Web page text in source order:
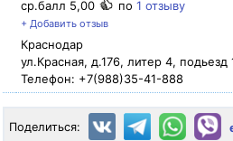
ср.балл 5,00 по 1 отзыву
+ Добавить отзыв
Краснодар
ул.Красная, д.176, литер 4,
Телефон: +7(988)35-41-888
Поделиться: